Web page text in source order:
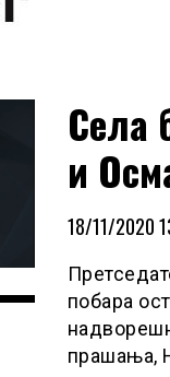
Села
и
18/11/2020
побара
прашања,